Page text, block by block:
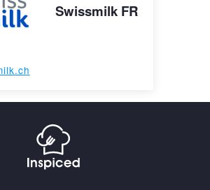
Swissmilk FR